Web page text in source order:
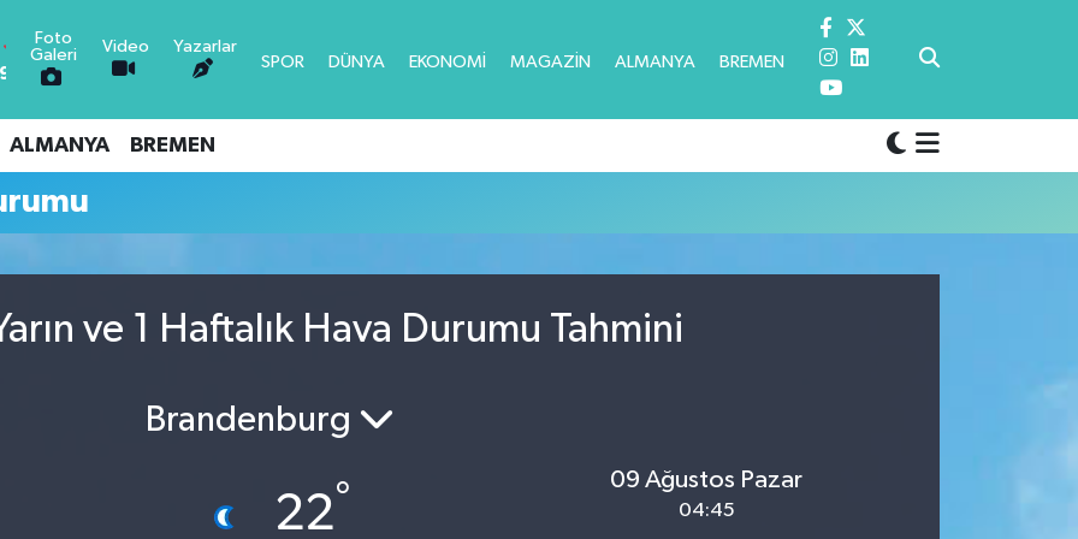
-0.15
0.18
0.32
0
Foto
Galeri
Video
Yazarlar
SPOR
DÜNYA EKONOMİ MAGAZİN ALMANYA BREMEN
ALMANYA BREMEN
ve 1 Haftalık Hava Durumu Tahmini
Brandenburg
22°
09 Ağustos Pazar
04:45